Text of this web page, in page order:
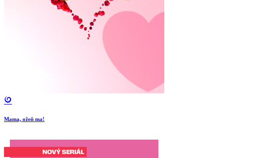
Mama, ožeň ma!